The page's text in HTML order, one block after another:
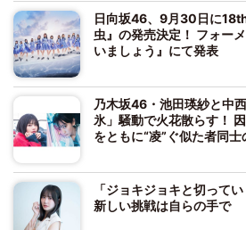
日向坂46、9月30日に
虫』の発売決定！ フォー
いましょう』にて発表
乃木坂46・池田瑛紗と中
氷」騒動で火花散らす！
をともに“凌”ぐ似た者同士
「ジョキジョキと切って
新しい挑戦は自らの手で